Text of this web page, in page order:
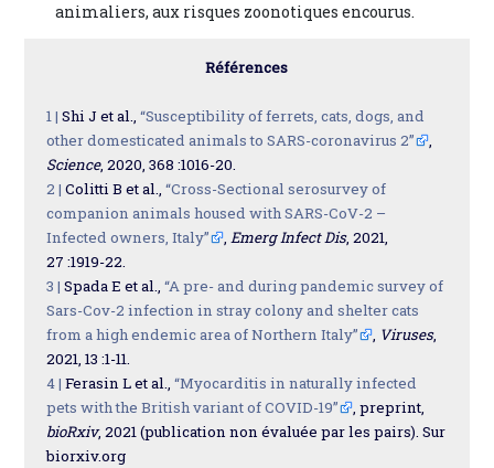
animaliers, aux risques zoonotiques encourus.
Références
1 | Shi J et al.,“Susceptibility of ferrets, cats, dogs, and
other domesticated animals to SARS-coronavirus 2”
,
Science, 2020, 368 :1016-20.
2 | Colitti B et al.,“Cross-Sectional serosurvey of
companion animals housed with SARS-CoV-2 –
Infected owners, Italy”
,Emerg Infect Dis, 2021,
27 :1919-22.
3 | Spada E et al.,“A pre- and during pandemic survey of
Sars-Cov-2 infection in stray colony and shelter cats
from a high endemic area of Northern Italy”
, Viruses,
2021, 13 :1-11.
4 | Ferasin L et al.,“Myocarditis in naturally infected
pets with the British variant of COVID-19”
, preprint,
bioRxiv, 2021 (publication non évaluée par les pairs). Sur
biorxiv.org